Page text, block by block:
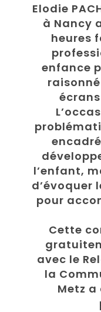
Elodie
à Nancy
heures
enfance
l’enfant,
d’évoquer
pour
Cette
avec le
la
Metz